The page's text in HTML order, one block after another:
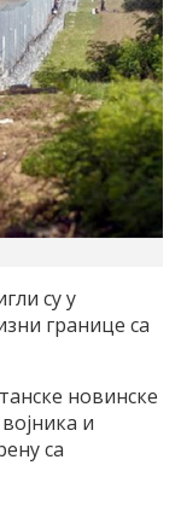
су у
границе са
новинске
и
са